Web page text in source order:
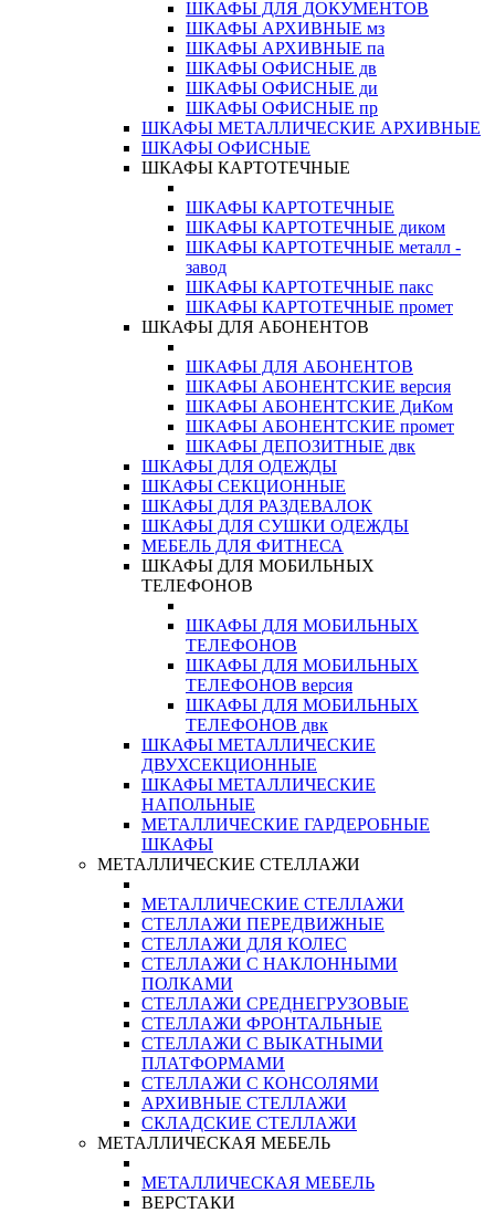
ШКАФЫ ДЛЯ ДОКУМЕНТОВ
ШКАФЫ АРХИВНЫЕ мз
ШКАФЫ АРХИВНЫЕ па
ШКАФЫ ОФИСНЫЕ дв
ШКАФЫ ОФИСНЫЕ ди
ШКАФЫ ОФИСНЫЕ пр
ШКАФЫ МЕТАЛЛИЧЕСКИЕ АРХИВНЫЕ
ШКАФЫ ОФИСНЫЕ
ШКАФЫ КАРТОТЕЧНЫЕ
ШКАФЫ КАРТОТЕЧНЫЕ
ШКАФЫ КАРТОТЕЧНЫЕ диком
ШКАФЫ КАРТОТЕЧНЫЕ металл -
завод
ШКАФЫ КАРТОТЕЧНЫЕ пакс
ШКАФЫ КАРТОТЕЧНЫЕ промет
ШКАФЫ ДЛЯ АБОНЕНТОВ
ШКАФЫ ДЛЯ АБОНЕНТОВ
ШКАФЫ АБОНЕНТСКИЕ версия
ШКАФЫ АБОНЕНТСКИЕ ДиКом
ШКАФЫ АБОНЕНТСКИЕ промет
ШКАФЫ ДЕПОЗИТНЫЕ двк
ШКАФЫ ДЛЯ ОДЕЖДЫ
ШКАФЫ СЕКЦИОННЫЕ
ШКАФЫ ДЛЯ РАЗДЕВАЛОК
ШКАФЫ ДЛЯ СУШКИ ОДЕЖДЫ
МЕБЕЛЬ ДЛЯ ФИТНЕСА
ШКАФЫ ДЛЯ МОБИЛЬНЫХ
ТЕЛЕФОНОВ
ШКАФЫ ДЛЯ МОБИЛЬНЫХ
ТЕЛЕФОНОВ
ШКАФЫ ДЛЯ МОБИЛЬНЫХ
ТЕЛЕФОНОВ версия
ШКАФЫ ДЛЯ МОБИЛЬНЫХ
ТЕЛЕФОНОВ двк
ШКАФЫ МЕТАЛЛИЧЕСКИЕ
ДВУХСЕКЦИОННЫЕ
ШКАФЫ МЕТАЛЛИЧЕСКИЕ
НАПОЛЬНЫЕ
МЕТАЛЛИЧЕСКИЕ ГАРДЕРОБНЫЕ
ШКАФЫ
МЕТАЛЛИЧЕСКИЕ СТЕЛЛАЖИ
МЕТАЛЛИЧЕСКИЕ СТЕЛЛАЖИ
СТЕЛЛАЖИ ПЕРЕДВИЖНЫЕ
СТЕЛЛАЖИ ДЛЯ КОЛЕС
СТЕЛЛАЖИ С НАКЛОННЫМИ
ПОЛКАМИ
СТЕЛЛАЖИ СРЕДНЕГРУЗОВЫЕ
СТЕЛЛАЖИ ФРОНТАЛЬНЫЕ
СТЕЛЛАЖИ С ВЫКАТНЫМИ
ПЛАТФОРМАМИ
СТЕЛЛАЖИ С КОНСОЛЯМИ
АРХИВНЫЕ СТЕЛЛАЖИ
СКЛАДСКИЕ СТЕЛЛАЖИ
МЕТАЛЛИЧЕСКАЯ МЕБЕЛЬ
МЕТАЛЛИЧЕСКАЯ МЕБЕЛЬ
ВЕРСТАКИ